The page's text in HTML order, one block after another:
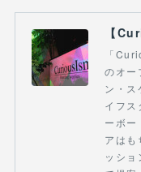
「
のオー
ン・ス
イフス
ーボー
アはも
ッシ